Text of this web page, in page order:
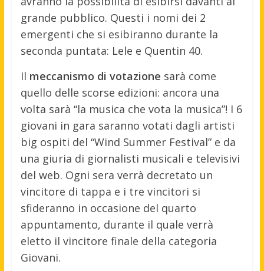
grande pubblico. Questi i nomi dei 2
emergenti che si esibiranno durante la
seconda puntata: Lele e Quentin 40.
Il meccanismo di votazione sarà come
quello delle scorse edizioni: ancora una
volta sarà “la musica che vota la musica”! I 6
giovani in gara saranno votati dagli artisti
big ospiti del “Wind Summer Festival” e da
una giuria di giornalisti musicali e televisivi
del web. Ogni sera verrà decretato un
vincitore di tappa e i tre vincitori si
sfideranno in occasione del quarto
appuntamento, durante il quale verrà
eletto il vincitore finale della categoria
Giovani.